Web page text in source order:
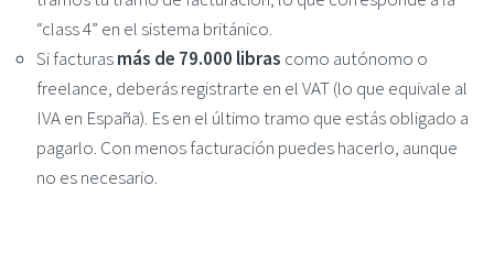
“class 4” en el sistema británico.
Si facturasmás de 79.000 libras como autónomo o
freelance, deberás registrarte en el VAT (lo que equivale al
IVA en España). Es en el último tramo que estás obligado a
pagarlo. Con menos facturación puedes hacerlo, aunque
no es necesario.